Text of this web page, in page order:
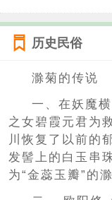
历史民俗
滁菊的传说
一、在妖魔
之女碧霞元君为
川恢复了以前的
发髻上的白玉串
为“金蕊玉瓣”的滁